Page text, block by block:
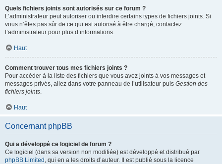
Quels fichiers joints sont autorisés sur ce forum ?
L’administrateur peut autoriser ou interdire certains types de fichiers joints. Si
vous n’êtes pas sûr de ce qui est autorisé à être chargé, contactez
l’administrateur pour plus d’informations.
Haut
Comment trouver tous mes fichiers joints ?
Pour accéder à la liste des fichiers que vous avez joints à vos messages et
messages privés, allez dans votre panneau de l’utilisateur puis Gestion des
fichiers joints.
Haut
Concernant phpBB
Qui a développé ce logiciel de forum ?
Ce logiciel (dans sa version non modifiée) est développé et distribué par
phpBB Limited , qui en a les droits d’auteur. Il est publié sous la licence